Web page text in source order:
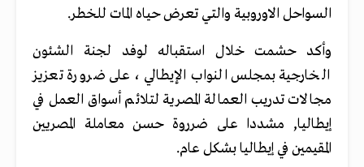
السواحل الاوروبية‏ والتي تعرض حياه المات للخطر.
وأكد حشمت خلال استقباله لوفد لجنة الشئون
الخارجية بمجلس النواب الإيطالي ، على ضرورة تعزيز
مجالات تدريب العمالة المصرية لتلائم أسواق العمل في
إيطاليا‏,‏ مشددا على ضرروة حسن معاملة المصريين
المقيمين في إيطاليا بشكل عام.